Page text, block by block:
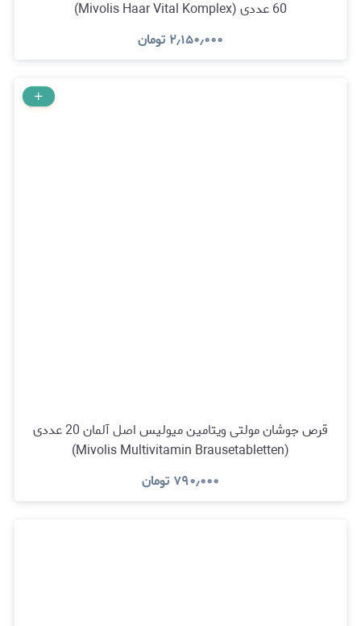
60 عددی (Mivolis Haar Vital Komplex)
۲٫۱۵۰٫۰۰۰ تومان
قرص جوشان مولتی ویتامین میولیس اصل آلمان 20 عددی
(Mivolis Multivitamin Brausetabletten)
۷۹۰٫۰۰۰ تومان